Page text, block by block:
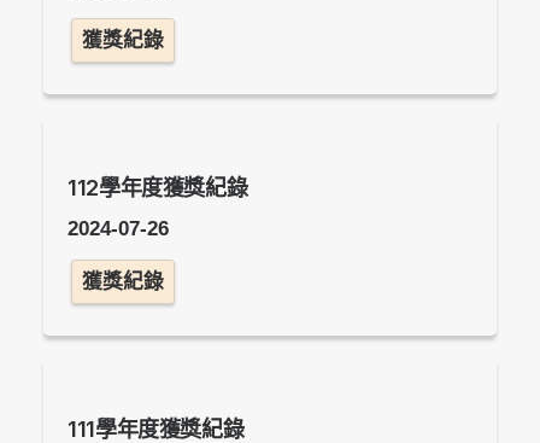
獲獎紀錄
112學年度獲獎紀錄
2024-07-26
獲獎紀錄
111學年度獲獎紀錄